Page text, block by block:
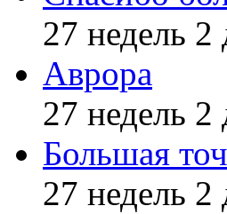
27 недель 2
Аврора
27 недель 2
Большая
27 недель 2